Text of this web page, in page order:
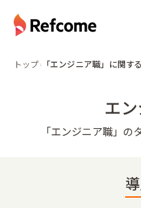
トップ› 「エンジニア職」に関す
エ
「エンジニア職」の